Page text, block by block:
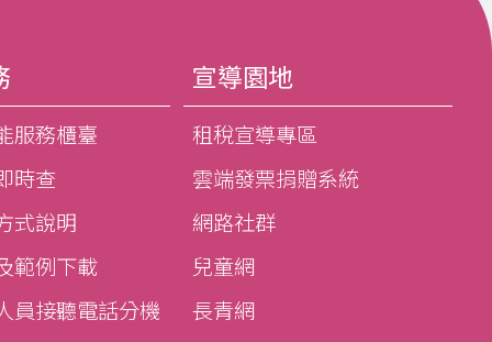
服務櫃臺
時查
式說明
範例下載
員接聽電話分機
宣導園地
租稅宣導專區
雲端發票捐贈系統
網路社群
兒童網
長青網